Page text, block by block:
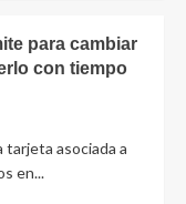
para cambiar
con tiempo
asociada a
en...